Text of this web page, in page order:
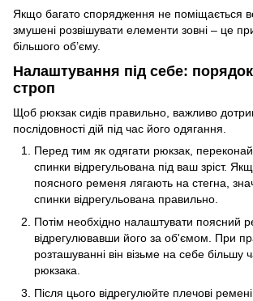
Якщо багато спорядження не поміщається
змушені розвішувати елементи зовні – це
більшого об’єму.
Налаштування під себе:
строп
Щоб рюкзак сидів правильно, важливо
послідовності дій під час його одягання.
Перед тим як одягати рюкзак,
спинки відрегульована під ваш зріст.
поясного ременя лягають на стегна,
спинки відрегульована правильно.
Потім необхідно налаштувати поясний
відрегулювавши його за об'ємом. При
розташуванні він візьме на себе більшу
рюкзака.
Після цього відрегулюйте плечові